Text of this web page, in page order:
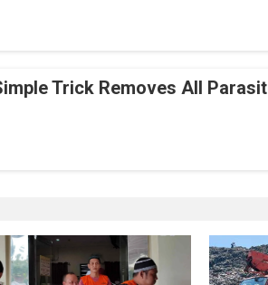
Trick Removes All